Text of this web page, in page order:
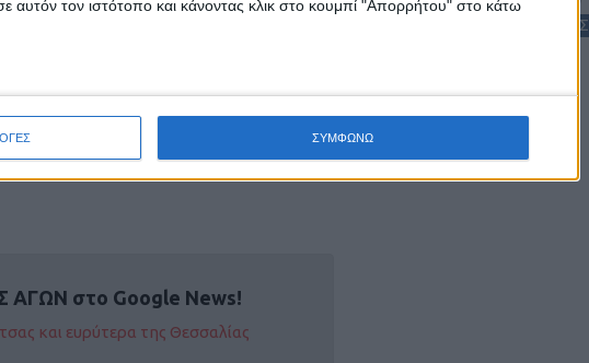
αυτόν τον ιστότοπο και κάνοντας κλικ στο κουμπί "Απορρήτου" στο κάτω
ΣΥΜΦΩΝΩ
«αδυναμία» την εξάρτηση του
της Αιγύπτου.
ΑΓΩΝ στο Google News!
και ευρύτερα της Θεσσαλίας